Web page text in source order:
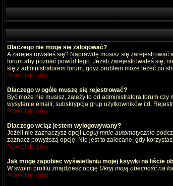
Dlaczego nie mogę się zalogować?
A zarejestrowałeś się? Naprawdę musisz się
forum aby poznać powód tego. Jeżeli zarejestrowałeś się,
się z administratorem forum, gdyż problem może leżeć po
Powrót do góry
Dlaczego w ogóle muszę się rejestrować?
Być może nie musisz, zależy to od administratora forum
wysyłanie emaili, subskrypcja grup użytkowników itd.
Powrót do góry
Dlaczego wciąż jestem wylogowywany?
Jeżeli nie zaznaczysz opcji Loguj mnie automatycznie
zaznacz powyższą opcję. Nie jest to zalecane, gdy
Powrót do góry
Jak mogę zapobiec wyświetlaniu mojej ksywki na liście
W swoim profilu znajdziesz opcję Ukryj moją obecność na
Powrót do góry